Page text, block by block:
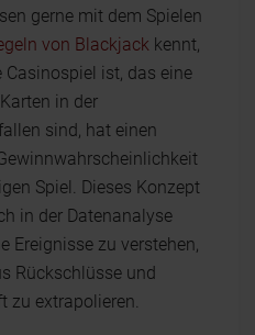
gerne mit dem Spielen
von Blackjack kennt,
ist, das eine
in der
sind, hat einen
Spiel. Dieses Konzept
in der Datenanalyse
Ereignisse zu verstehen,
Rückschlüsse und
zu extrapolieren.